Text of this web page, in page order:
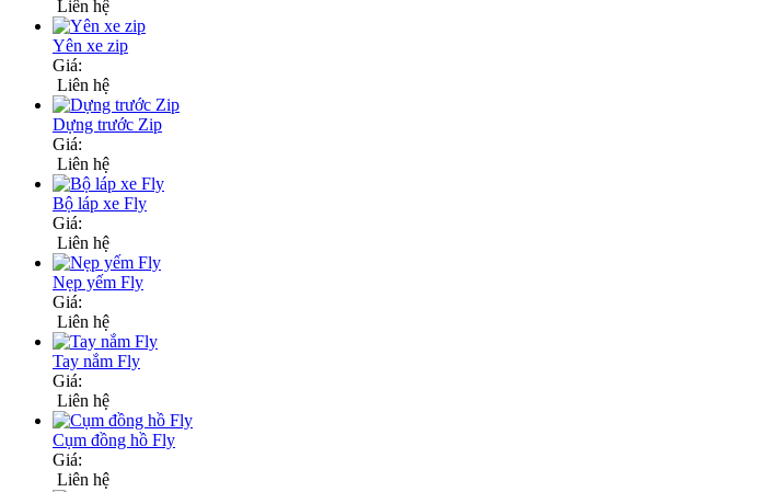
Liên hệ
Yên xe zip
Giá:
Liên hệ
Dựng trước Zip
Giá:
Liên hệ
Bộ láp xe Fly
Giá:
Liên hệ
Nẹp yếm Fly
Giá:
Liên hệ
Tay nắm Fly
Giá:
Liên hệ
Cụm đồng hồ Fly
Giá:
Liên hệ